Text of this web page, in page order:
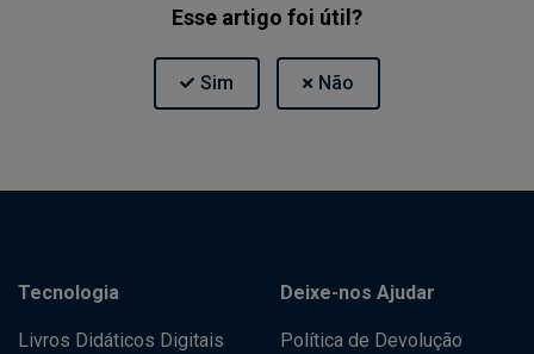
Esse artigo foi útil?
Tecnologia
Livros Didáticos Digitais
Deixe-nos Ajudar
Política de Devolução